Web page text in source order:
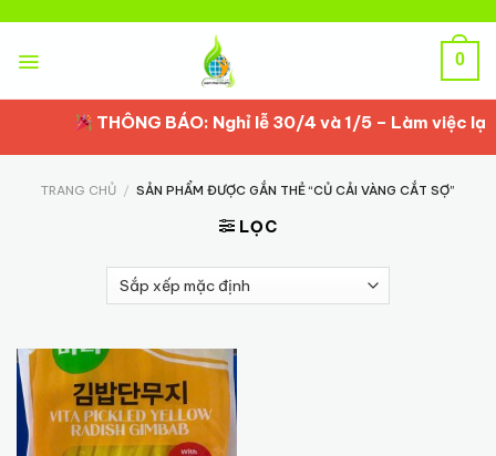
content
0
THÔNG BÁO: Nghỉ lễ 30/4 và 1/5 – Làm việc lại
TRANG CHỦ / SẢN PHẨM ĐƯỢC GẮN THẺ “CỦ CẢI VÀNG CẮT SỢ”
LỌC